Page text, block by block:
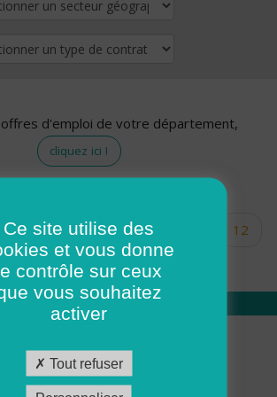
d'emploi de votre département,
cliquez ici !
‹ précédent … 10
12
14 15 16 17
Qui sommes nous
Académie ADMR
Ce site utilise des
et vous donne
contrôle sur ceux
vous souhaitez
activer
Tout refuser